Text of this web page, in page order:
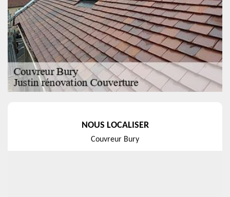
NOUS LOCALISER
Couvreur Bury